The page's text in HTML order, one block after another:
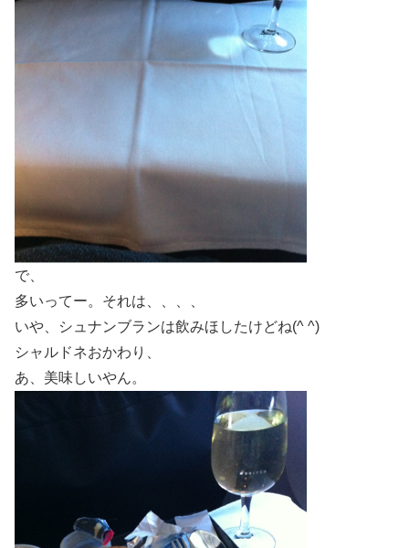
で、
多いってー。それは、、、、
いや、シュナンブランは飲みほしたけどね(^ ^)
シャルドネおかわり、
あ、美味しいやん。